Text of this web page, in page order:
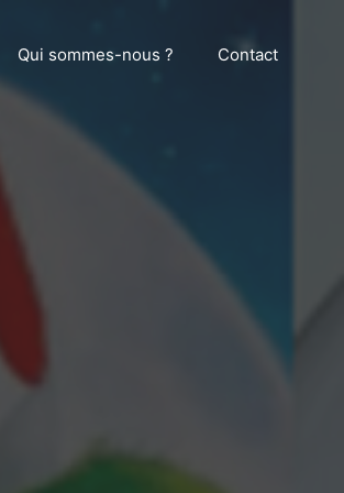
Qui sommes-nous ? Contact